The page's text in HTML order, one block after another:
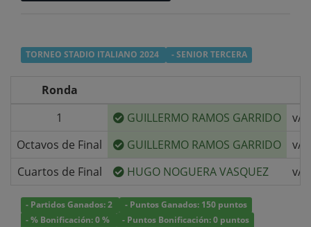
TORNEO STADIO ITALIANO 2024 - SENIOR TERCERA
Ronda
1
GUILLERMO RAMOS GARRIDO
v/s
Octavos de Final
GUILLERMO RAMOS GARRIDO
v/s
Cuartos de Final
HUGO NOGUERA VASQUEZ v/s
- Partidos Ganados: 2
- Puntos Ganados: 150 puntos
- % Bonificación: 0 %
- Puntos Bonificación: 0 puntos